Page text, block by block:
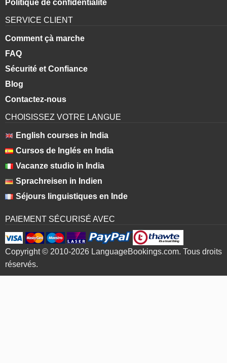
Politique de confidentialité
SERVICE CLIENT
Comment çà marche
FAQ
Sécurité et Confiance
Blog
Contactez-nous
CHOISISSEZ VOTRE LANGUE
English courses in India
Cursos de Inglés en India
Vacanze studio in India
Sprachreisen in Indien
Séjours linguistiques en Inde
PAIEMENT SÉCURISÉ AVEC
Copyright © 2010-2026 LanguageBookings.com. Tous droits
réservés.